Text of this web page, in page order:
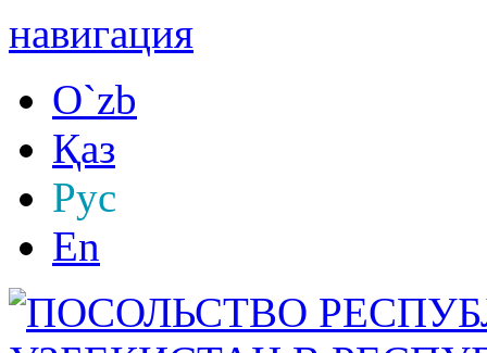
навигация
O`zb
Қаз
Рус
En